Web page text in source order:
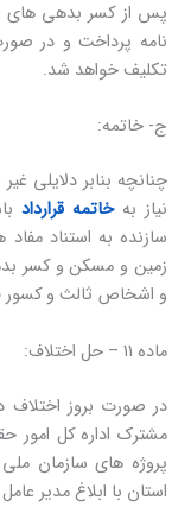
پس از کسر بدهی های
نامه پرداخت و در
تکلیف خواهد شد.
ج- خاتمه:
چنانچه بنابر دلایلی
نیاز بهخاتمه قرارداد
سازنده به استناد
زمین و مسکن و کسر
و اشخاص ثالث و کسور
ماده 11 – حل اختلاف:
در صورت بروز اختلاف
مشترک اداره کل امور
پروژه های سازمان
استان با ابلاغ مدیر